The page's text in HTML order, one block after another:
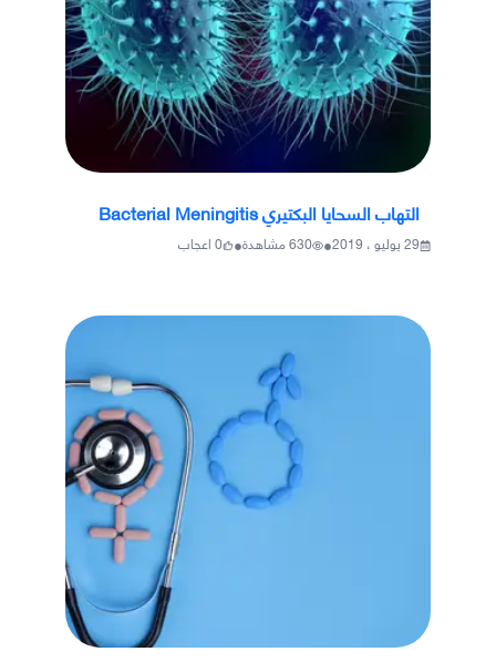
التهاب السحايا البكتيري Bacterial Meningitis
29 يوليو ، 2019 •
630مشاهدة•
0اعجاب